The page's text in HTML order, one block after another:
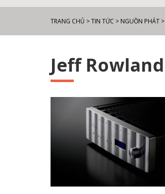
TRANG CHỦ >TIN TỨC > NGUỒN PHÁT >
Jeff Rowland